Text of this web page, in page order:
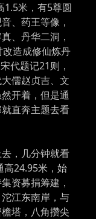
1.5米，有5尊圆
、药王等像，
、丹华二洞，
造成修仙炼丹
代题记21则，
儒赵贞吉、文
开着，但是通
直奔主题去看
，几分钟就看
高24.95米，始
资募捐筹建，
江东南岸，与
塔，八角攒尖